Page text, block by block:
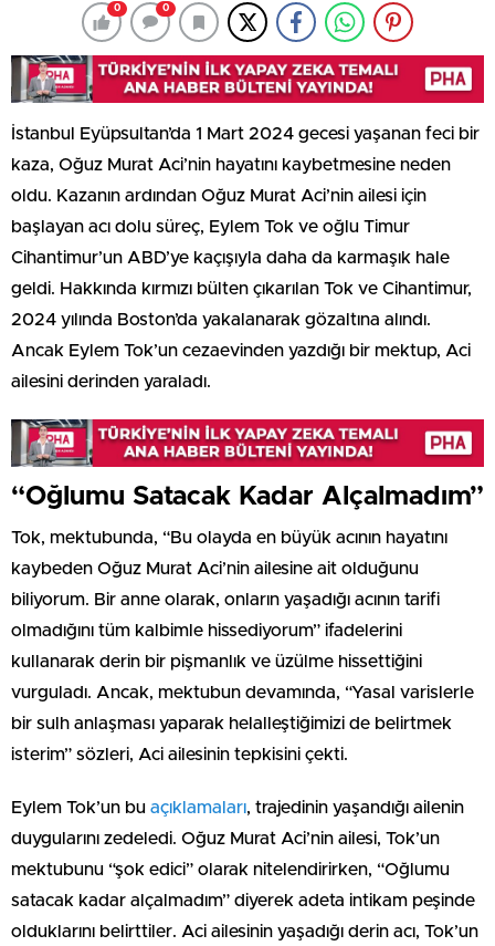
0 0
İstanbul Eyüpsultan’da 1 Mart 2024 gecesi yaşanan feci bir
kaza, Oğuz Murat Aci’nin hayatını kaybetmesine neden
oldu. Kazanın ardından Oğuz Murat Aci’nin ailesi için
başlayan acı dolu süreç, Eylem Tok ve oğlu Timur
Cihantimur’un ABD’ye kaçışıyla daha da karmaşık hale
geldi. Hakkında kırmızı bülten çıkarılan Tok ve Cihantimur,
2024 yılında Boston’da yakalanarak gözaltına alındı.
Ancak Eylem Tok’un cezaevinden yazdığı bir mektup, Aci
ailesini derinden yaraladı.
“Oğlumu Satacak Kadar Alçalmadım”
Tok, mektubunda, “Bu olayda en büyük acının hayatını
kaybeden Oğuz Murat Aci’nin ailesine ait olduğunu
biliyorum. Bir anne olarak, onların yaşadığı acının tarifi
olmadığını tüm kalbimle hissediyorum” ifadelerini
kullanarak derin bir pişmanlık ve üzülme hissettiğini
vurguladı. Ancak, mektubun devamında, “Yasal varislerle
bir sulh anlaşması yaparak helalleştiğimizi de belirtmek
isterim” sözleri, Aci ailesinin tepkisini çekti.
Eylem Tok’un bu açıklamaları, trajedinin yaşandığı ailenin
duygularını zedeledi. Oğuz Murat Aci’nin ailesi, Tok’un
mektubunu “şok edici” olarak nitelendirirken, “Oğlumu
satacak kadar alçalmadım” diyerek adeta intikam peşinde
olduklarını belirttiler. Aci ailesinin yaşadığı derin acı, Tok’un